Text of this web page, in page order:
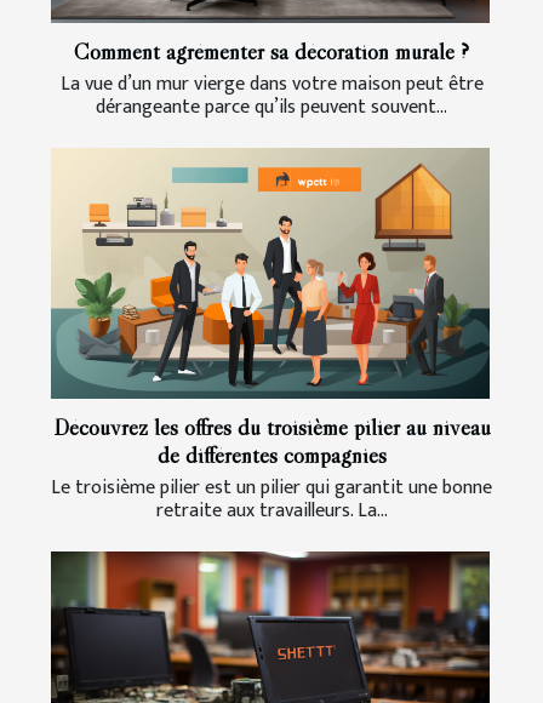
Comment agrémenter sa décoration murale ?
La vue d’un mur vierge dans votre maison peut être
dérangeante parce qu’ils peuvent souvent...
Découvrez les offres du troisième pilier au niveau
de différentes compagnies
Le troisième pilier est un pilier qui garantit une bonne
retraite aux travailleurs. La...